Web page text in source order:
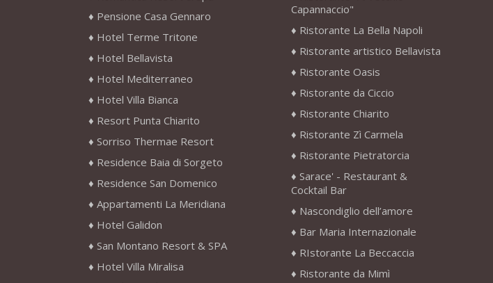
Pensione Casa Gennaro
Hotel Terme Tritone
Hotel Bellavista
Hotel Mediterraneo
Hotel Villa Bianca
Resort Punta Chiarito
Sorriso Thermae Resort
Residence Baia di Sorgeto
Residence San Domenico
Appartamenti La Meridiana
Hotel Galidon
San Montano Resort & SPA
Hotel Villa Miralisa
Capannaccio"
Ristorante La Bella Napoli
Ristorante artistico Bellavista
Ristorante Oasis
Ristorante da Ciccio
Ristorante Chiarito
Ristorante Zì Carmela
Ristorante Pietratorcia
Sarace' - Restaurant &
Cocktail Bar
Nascondiglio dell’amore
Bar Maria Internazionale
RIstorante La Beccaccia
Ristorante da Mimì